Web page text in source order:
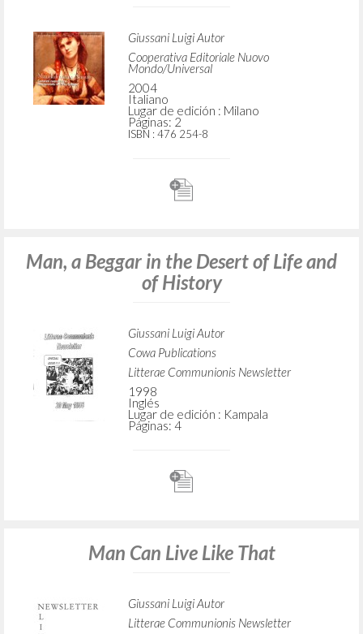
Giussani Luigi Autor
Cooperativa Editoriale Nuovo
Mondo/Universal
2004
Italiano
Lugar de edición : Milano
Páginas: 2
ISBN : 476 254-8
Man, a Beggar in the Desert of Life and
of History
Giussani Luigi Autor
Cowa Publications
Litterae Communionis Newsletter
1998
Inglés
Lugar de edición : Kampala
Páginas: 4
Man Can Live Like That
Giussani Luigi Autor
Litterae Communionis Newsletter